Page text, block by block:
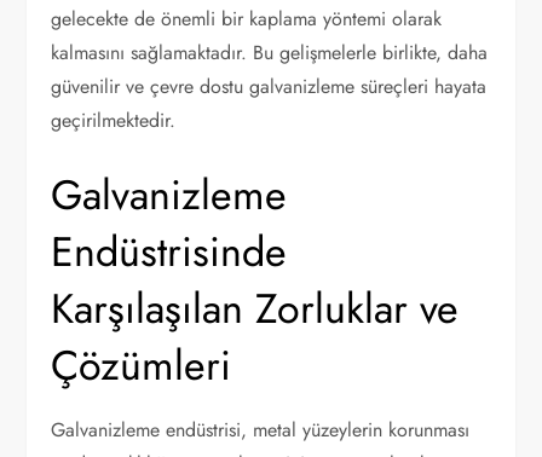
gelecekte de önemli bir kaplama yöntemi olarak
kalmasını sağlamaktadır. Bu gelişmelerle birlikte, daha
güvenilir ve çevre dostu galvanizleme süreçleri hayata
geçirilmektedir.
Galvanizleme
Endüstrisinde
Karşılaşılan Zorluklar ve
Çözümleri
Galvanizleme endüstrisi, metal yüzeylerin korunması